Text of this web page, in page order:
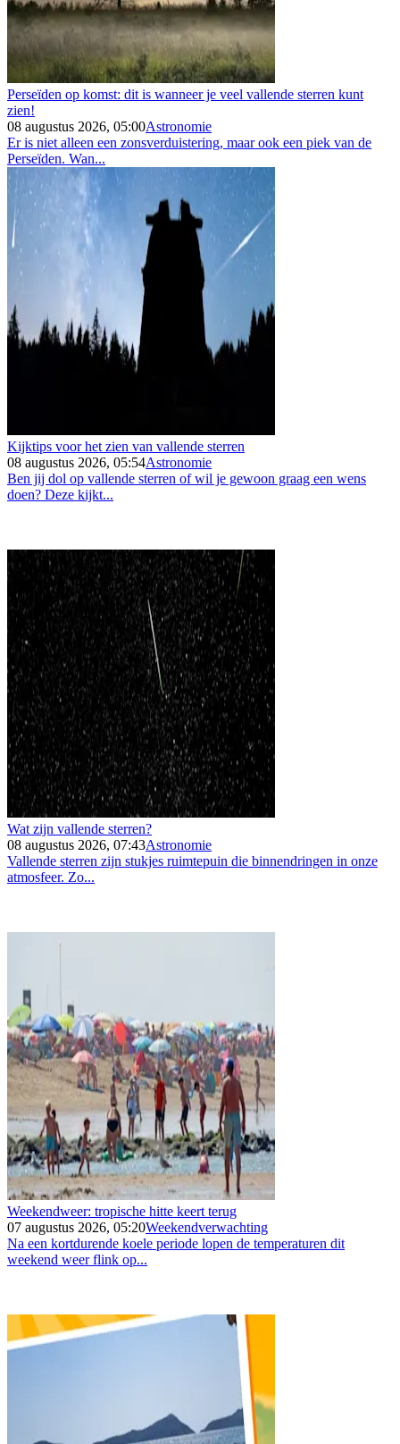
Perseïden op komst: dit is wanneer je veel vallende sterren kunt
zien!
08 augustus 2026, 05:00Astronomie
Er is niet alleen een zonsverduistering, maar ook een piek van de
Perseïden. Wan...
Kijktips voor het zien van vallende sterren
08 augustus 2026, 05:54Astronomie
Ben jij dol op vallende sterren of wil je gewoon graag een wens
doen? Deze kijkt...
Wat zijn vallende sterren?
08 augustus 2026, 07:43Astronomie
Vallende sterren zijn stukjes ruimtepuin die binnendringen in onze
atmosfeer. Zo...
Weekendweer: tropische hitte keert terug
07 augustus 2026, 05:20Weekendverwachting
Na een kortdurende koele periode lopen de temperaturen dit
weekend weer flink op...